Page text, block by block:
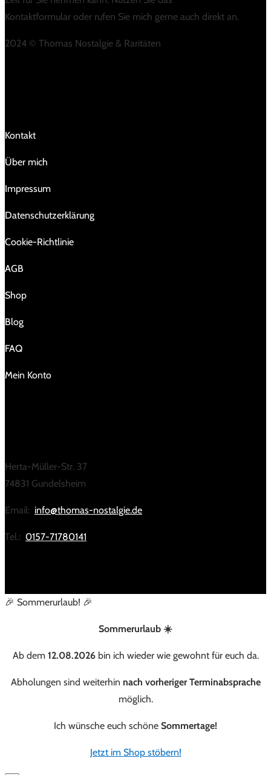
Kontaktformular oder rufen Sie mich gerne auch direkt an.
2024 © Thomas Nostalgie & Raritäten
Kontakt
Über mich
Impressum
Da­ten­schutz­er­klä­rung
Cookie-Richtlinie
AGB
Shop
Blog
FAQ
Mein Konto
Herta-Müller-Str. 37
74831 Gundelsheim
Email: info@thomas-nostalgie.de
Tel.: 0157-71780141
🎉 Sommerurlaub! 🎉
Sommerurlaub ☀️
Ab dem 12.08.2026bin ich wieder wie gewohnt für euch da.
Abholungen sind weiterhin nach vorheriger Terminabsprache
möglich.
Ich wünsche euch schöne Sommertage!
Jetzt im Shop stöbern!